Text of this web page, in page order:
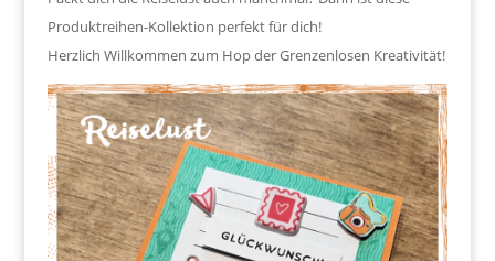
Produktreihen-Kollektion perfekt für dich!
Herzlich Willkommen zum Hop der Grenzenlosen Kreativität!